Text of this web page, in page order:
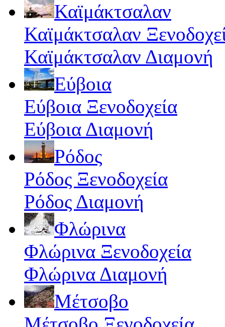
Καϊμάκτσαλαν
Καϊμάκτσαλαν
Καϊμάκτσαλαν Διαμονή
Εύβοια
Εύβοια Ξενοδοχεία
Εύβοια Διαμονή
Ρόδος
Ρόδος Ξενοδοχεία
Ρόδος Διαμονή
Φλώρινα
Φλώρινα Ξενοδοχεία
Φλώρινα Διαμονή
Μέτσοβο